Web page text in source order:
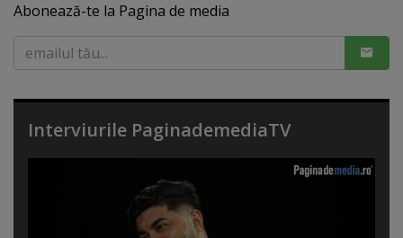
Abonează-te la Pagina de media
Interviurile PaginademediaTV